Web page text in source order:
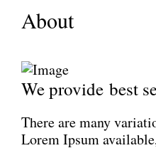
About
We provide best
The­re are many
Lorem Ipsum